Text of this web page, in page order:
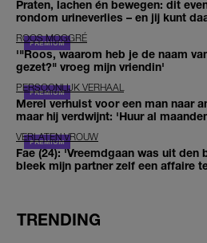
Praten, lachen én bewegen: dit
rondom urineverlies – en jij kunt
ROOS MOGGRÉ
'"Roos, waarom heb je de naam
gezet?" vroeg mijn vriendin'
PERSOONLIJK VERHAAL
Merel verhuist voor een man naar
maar hij verdwijnt: 'Huur al
VERLATEN VROUW
Fae (24): 'Vreemdgaan was uit
bleek mijn partner zelf een affaire
TRENDING